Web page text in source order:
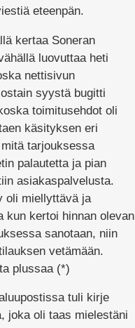
eteenpän.
kertaa Soneran
luovuttaa heti
nettisivun
syystä bugitti
toimitusehdot oli
käsityksen eri
tarjouksessa
palautetta ja pian
asiakaspalvelusta.
oli miellyttävä ja
kun kertoi hinnan olevan
sanotaan, niin
vetämään.
plussaa (*)
tuli kirje
joka oli taas mielestäni